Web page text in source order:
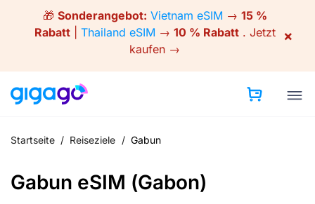
🎁 Sonderangebot: Vietnam eSIM → 15 %
Rabatt| Thailand eSIM → 10 % Rabatt. Jetzt
kaufen →
×
Startseite / Reiseziele / Gabun
Gabun eSIM (Gabon)